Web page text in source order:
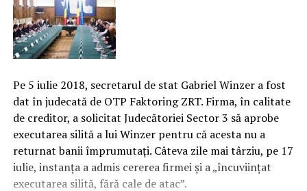
Pe 5 iulie 2018, secretarul de stat Gabriel Winzer a fost
dat în judecată de OTP Faktoring ZRT. Firma, în calitate
de creditor, a solicitat Judecătoriei Sector 3 să aprobe
executarea silită a lui Winzer pentru că acesta nu a
returnat banii împrumutaţi. Câteva zile mai târziu, pe 17
iulie, instanţa a admis cererea firmei şi a „încuviinţat
executarea silită, fără cale de atac”.